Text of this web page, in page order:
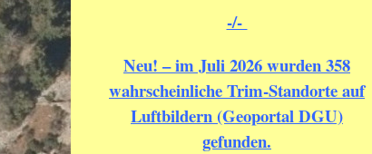
-/-
Neu! – im Juli 2026 wurden 358
wahrscheinliche Trim‑Standorte auf
Luftbildern (Geoportal DGU)
gefunden.